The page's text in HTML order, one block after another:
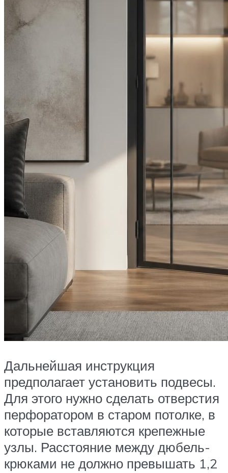
Дальнейшая инструкция
предполагает установить подвесы.
Для этого нужно сделать отверстия
перфоратором в старом потолке, в
которые вставляются крепежные
узлы. Расстояние между дюбель-
крюками не должно превышать 1,2